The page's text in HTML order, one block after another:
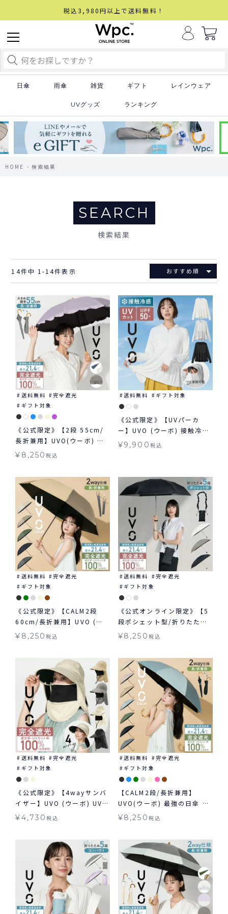
税込3,980円以上で送料無料！
日傘 雨傘 雑貨 ギフト レインウェア
UVグッズ ランキング
HOME 検索結果
SEARCH
検索結果
おすすめ順
14件中 1-14件表示
送料無料
完全遮光
ギフト対象
《公式限定》【2段 55cm/
長折兼用】UVO(ウーボ) 最
強の日傘 2way 折りたたみ
¥ 8,250税込
送料無料 ギフト対象
《公式限定》【UVパーカ
ー】UVO (ウーボ) 接触冷感
UVグッズ ラッシュガード ギ
¥9,900 税込
送料無料
完全遮光
ギフト対象
《公式限定》【CALM2段
60cm/長折兼用】UVO (ウ
ーボ) 最強の日傘 無地 ミニ
¥ 8,250税込
送料無料
完全遮光
ギフト対象
《公式オンライン限定》【5
段ポシェット型/折りたた
み】UVO(ウーボ) 最強の日
たみ 晴雨兼用 ギフト対象 ≪
送料無料≫
¥8,250 税込
送料無料
完全遮光
ギフト対象
《公式限定》【4wayサンバ
イザー】UVO (ウーボ) UVカ
ット 帽子 ギフト対象 ≪送料
¥4,730税込
送料無料
完全遮光
ギフト対象
【CALM2段/長折兼用】
UVO(ウーボ) 最強の日傘 カ
ーム 2way 折りたたみ 長傘
≫ 晴雨兼用
¥8,250 税込